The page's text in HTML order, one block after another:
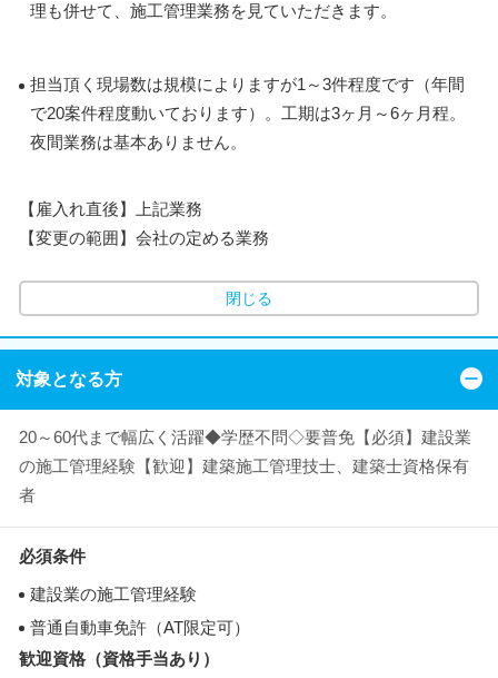
理も併せて、施工管理業務を見ていただきます。
担当頂く現場数は規模によりますが1～3件程度です（年間
で20案件程度動いております）。工期は3ヶ月～6ヶ月程。
夜間業務は基本ありません。
【雇入れ直後】上記業務
【変更の範囲】会社の定める業務
閉じる
対象となる方
20～60代まで幅広く活躍◆学歴不問◇要普免【必須】建設業
の施工管理経験【歓迎】建築施工管理技士、建築士資格保有
者
必須条件
建設業の施工管理経験
普通自動車免許（AT限定可）
歓迎資格（資格手当あり）